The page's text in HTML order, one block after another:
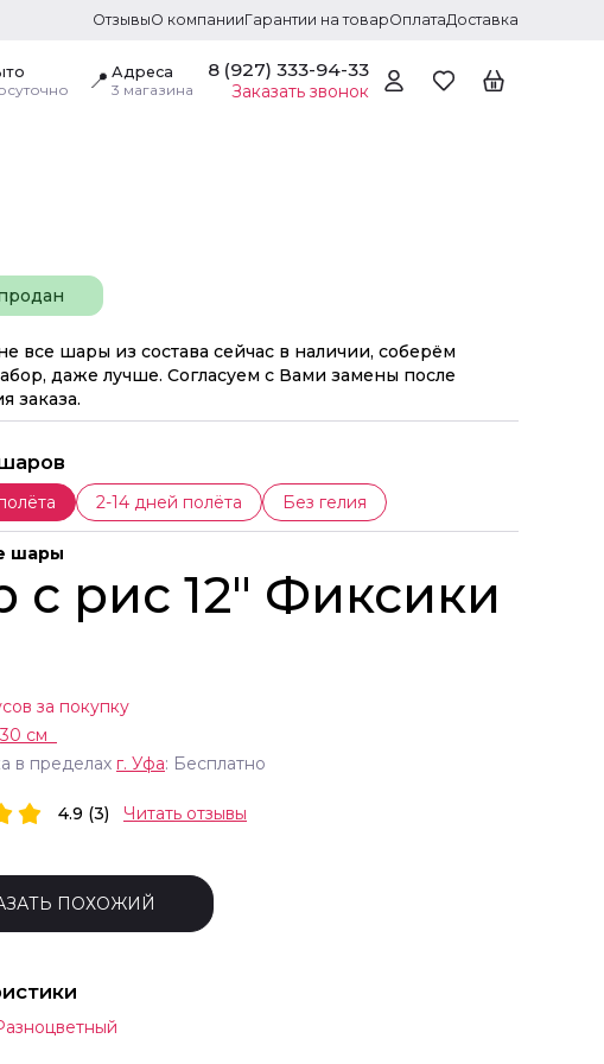
ОтзывыО компанииГарантии на товарОплатаДоставка
📍 Адреса
3 магазина
8 (927) 333-94-33
Заказать звонок
все шары из состава сейчас в наличии, соберём
даже лучше. Согласуем с Вами замены после
заказа.
2-14 дней полёта Без гелия
шары
с рис 12" Фиксики
за покупку
30 см
в пределах г. Уфа: Бесплатно
4.9 (3) Читать отзывы
ПОХОЖИЙ